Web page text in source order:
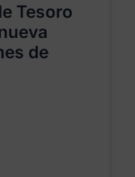
Tesoro
de